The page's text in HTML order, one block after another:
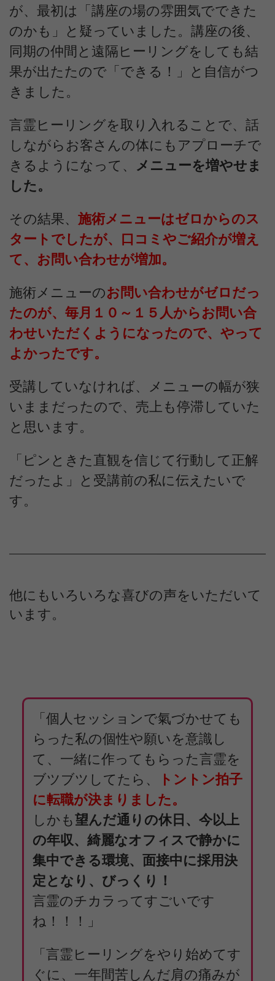
が、最初は「講座の場の雰囲気でできた
のかも」と疑っていました。講座の後、
同期の仲間と遠隔ヒーリングをしても結
果が出たたので「できる！」と自信がつ
きました。
言霊ヒーリングを取り入れることで、話
しながらお客さんの体にもアプローチで
きるようになって、 メニューを増やせま
した。
その結果、 施術メニューはゼロからのス
タートでしたが、口コミやご紹介が増え
て、お問い合わせが増加。
施術メニューのお問い合わせがゼロだっ
たのが、毎月１０～１５人からお問い合
わせいただくようになったので、やって
よかったです。
受講していなければ、メニューの幅が狭
いままだったので、売上も停滞していた
と思います。
「ピンときた直観を信じて行動して正解
だったよ」と受講前の私に伝えたいで
す。
他にもいろいろな喜びの声をいただいて
います。
「個人セッションで氣づかせても
らった私の個性や願いを意識し
て、一緒に作ってもらった言霊を
ブツブツしてたら、
トントン拍子
に転職が決まりました。
しかも望んだ通りの休日、今以上
の年収、綺麗なオフィスで静かに
集中できる環境、面接中に採用決
定となり、びっくり！
言霊のチカラってすごいです
ね！！！」
「言霊ヒーリングをやり始めてす
ぐに、一年間苦しんだ肩の痛みが